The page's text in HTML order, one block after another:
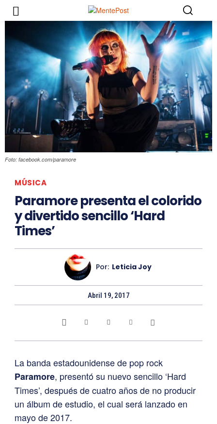
Foto: facebook.com/paramore
MÚSICA
Paramore presenta el colorido
y divertido sencillo ‘Hard
Times’
Por: Leticia Joy
Abril 19, 2017
La banda estadounidense de pop rock
Paramore, presentó su nuevo sencillo ‘Hard
Times’, después de cuatro años de no producir
un álbum de estudio, el cual será lanzado en
mayo de 2017.